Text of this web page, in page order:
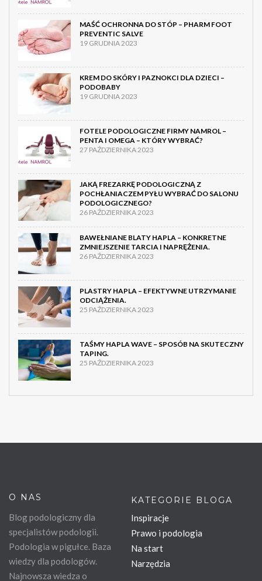
MAŚĆ OCHRONNA DO STÓP – PHARM FOOT
PREVENTIC SALVE
19 GRUDNIA 2023
KREM DO SKÓRY I PAZNOKCI DLA DZIECI –
PODOBABY
19 GRUDNIA 2023
FOTELE PODOLOGICZNE FIRMY NAMROL –
PENTA I OMEGA – KTÓRY WYBRAĆ?
27 PAŹDZIERNIKA 2023
JAKĄ FREZARKĘ PODOLOGICZNĄ Z
POCHŁANIACZEM PYŁU WYBRAĆ DO SALONU
PODOLOGICZNEGO?
26 PAŹDZIERNIKA 2023
BAWEŁNIANE BLATY HAPLA – KONKRETNE
ZMNIEJSZENIE TARCIA I NAPRĘŻENIA.
26 PAŹDZIERNIKA 2023
PLASTRY HAPLA – EFEKTYWNE UTRZYMANIE
ODCIĄŻENIA.
25 PAŹDZIERNIKA 2023
TAŚMY HAPLA WAVE – SPOSÓB NA SKUTECZNY
TAPING.
25 PAŹDZIERNIKA 2023
O NAS
Blog podologiczny dla
specjalistów podologii.
Podologia w pigułce. Baza
wiedzy dla podologów.
Najnowsza wiedza o
KATEGORIE BLOGA
Inspiracje
Prawo i podologia
Na start
Narzędzia